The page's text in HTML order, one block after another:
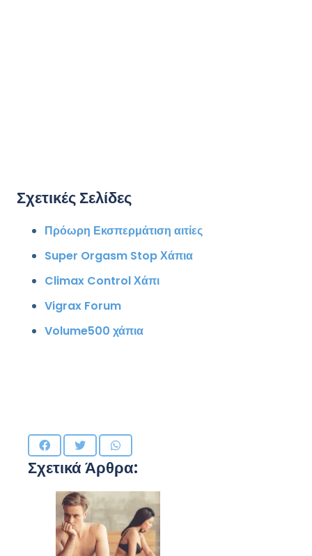
Σχετικές Σελίδες
Πρόωρη Εκσπερμάτιση αιτίες
Super Orgasm Stop Χάπια
Climax Control Χάπι
Vigrax Forum
Volume500 χάπια
Σχετικά Άρθρα: